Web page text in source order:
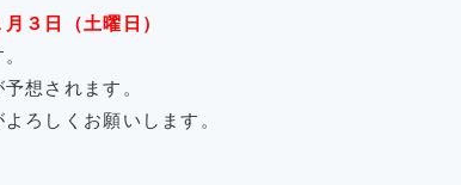
３日（土曜日）
想されます。
ろしくお願いします。